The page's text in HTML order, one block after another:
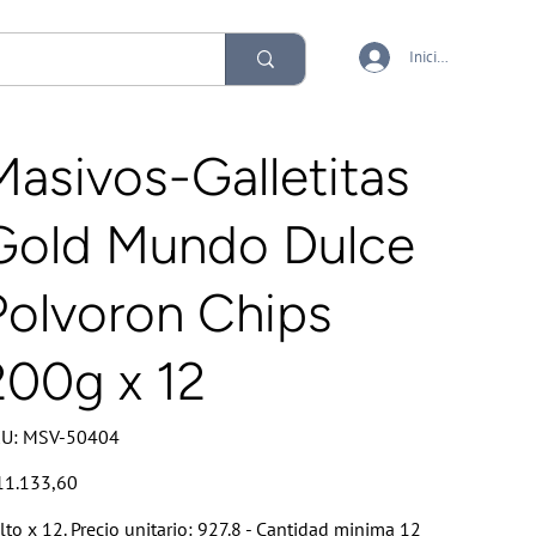
Iniciar sesión
Galletitas
Mundo Dulce
Chips
x 12
SKU
MSV-
MSV-50404
x 12. Precio unitario: 927.8 - Cantidad minima 12